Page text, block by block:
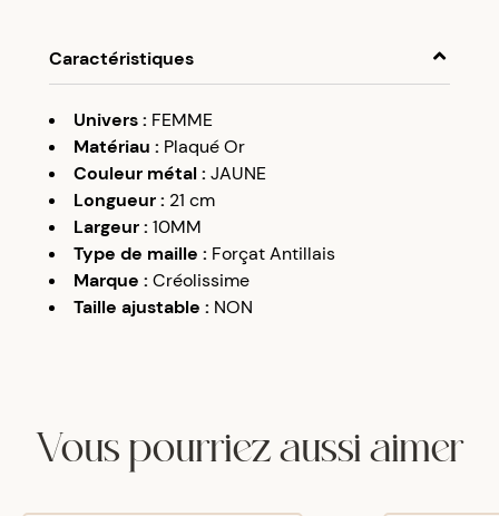
Caractéristiques
Univers: FEMME
Matériau : Plaqué Or
Couleur métal: JAUNE
Longueur: 21 cm
Largeur: 10MM
Type de maille : Forçat Antillais
Marque : Créolissime
Taille ajustable : NON
Vous pourriez aussi aimer